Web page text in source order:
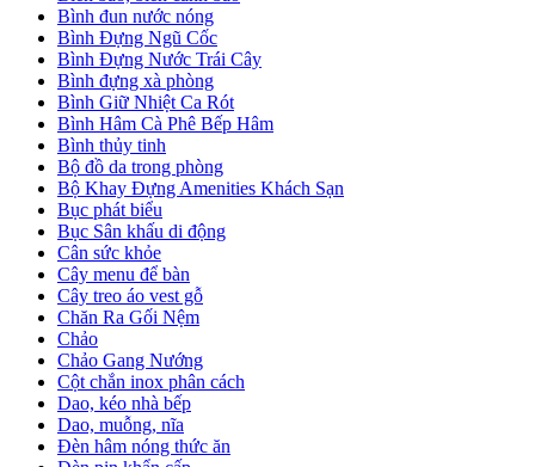
Bình đun nước nóng
Bình Đựng Ngũ Cốc
Bình Đựng Nước Trái Cây
Bình đựng xà phòng
Bình Giữ Nhiệt Ca Rót
Bình Hâm Cà Phê Bếp Hâm
Bình thủy tinh
Bộ đồ da trong phòng
Bộ Khay Đựng Amenities Khách Sạn
Bục phát biểu
Bục Sân khấu di động
Cân sức khỏe
Cây menu để bàn
Cây treo áo vest gỗ
Chăn Ra Gối Nệm
Chảo
Chảo Gang Nướng
Cột chắn inox phân cách
Dao, kéo nhà bếp
Dao, muỗng, nĩa
Đèn hâm nóng thức ăn